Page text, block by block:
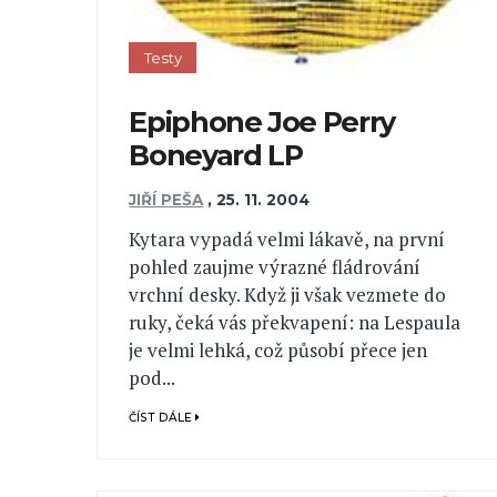
Testy
Epiphone Joe Perry
Boneyard LP
JIŘÍ PEŠA ,25. 11. 2004
Kytara vypadá velmi lákavě, na první
pohled zaujme výrazné fládrování
vrchní desky. Když ji však vezmete do
ruky, čeká vás překvapení: na Lespaula
je velmi lehká, což působí přece jen
pod...
ČÍST DÁLE